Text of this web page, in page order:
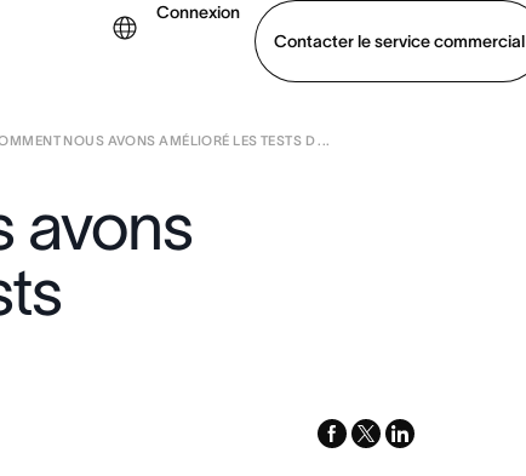
Connexion
Contacter le service commercial
Contacter le service commercial Voir une démo
NOUS AVONS AMÉLIORÉ LES TESTS D ...
avons
facebook
x-
linkedin